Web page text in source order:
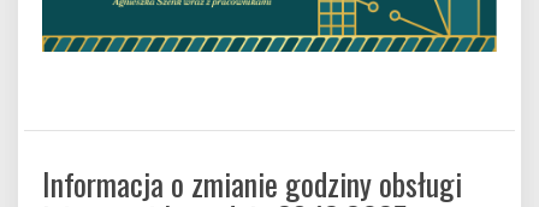
Informacja o zmianie godziny obsługi